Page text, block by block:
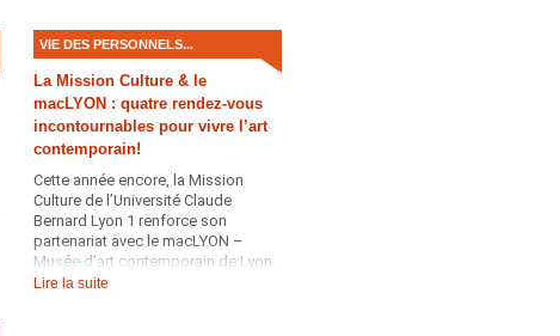
VIE DES PERSONNELS...
La Mission Culture & le
macLYON : quatre rendez-vous
incontournables pour vivre l’art
contemporain!
Cette année encore, la Mission
Culture de l’Université Claude
Bernard Lyon 1 renforce son
partenariat avec le macLYON –
Musée d’art contemporain de Lyon,
afin d’offrir à la communauté
Lire la suite